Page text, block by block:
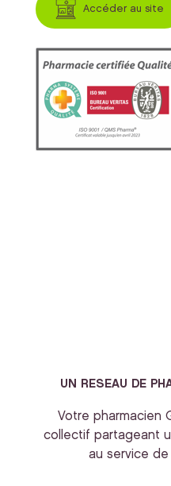
Accéder au site
UN RESEAU DE
Votre pharmacien
collectif partageant
au service